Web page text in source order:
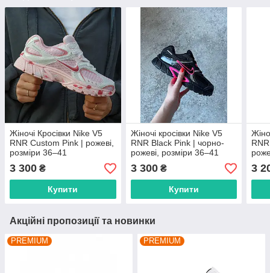
Жіночі Кросівки Nike V5
RNR Custom Pink | рожеві,
розміри 36–41
3 300 ₴
Купити
Жіночі кросівки Nike V5
RNR Black Pink | чорно-
рожеві, розміри 36–41
3 300₴
Купити
3
Акційні пропозиції та новинки
PREMIUM PREMIUM